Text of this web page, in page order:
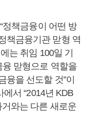
정책금융이 어떤 방
책금융기관 맏형 역
는 취임 100일 기
융 맏형으로 역할을
을 선도할 것”이
서 “2014년 KDB
와는 다른 새로운